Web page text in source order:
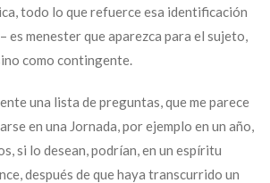
todo lo que refuerce esa identificación
es menester que aparezca para el sujeto,
como contingente.
una lista de preguntas, que me parece
en una Jornada, por ejemplo en un año,
si lo desean, podrían, en un espíritu
después de que haya transcurrido un